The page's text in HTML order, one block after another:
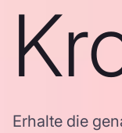
Erhalte die